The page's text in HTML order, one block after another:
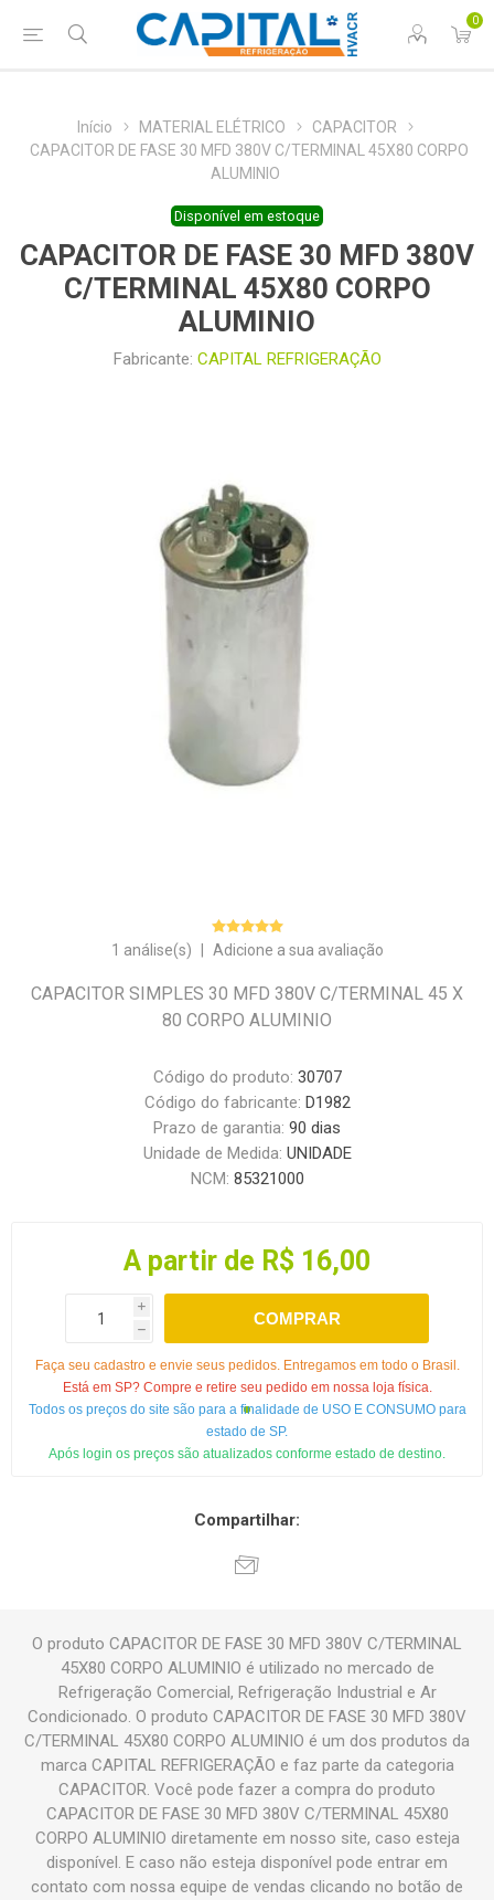
0
Início MATERIAL ELÉTRICO
CAPACITOR
CAPACITOR DE FASE 30 MFD 380V C/TERMINAL 45X80 CORPO
ALUMINIO
Disponível em estoque
CAPACITOR DE FASE 30 MFD 380V
C/TERMINAL 45X80 CORPO
ALUMINIO
Fabricante: CAPITAL REFRIGERAÇÃO
1 análise(s) Adicione a sua avaliação
CAPACITOR SIMPLES 30 MFD 380V C/TERMINAL 45 X
80 CORPO ALUMINIO
Código do produto: 30707
Código do fabricante: D1982
Prazo de garantia: 90 dias
Unidade de Medida: UNIDADE
NCM: 85321000
A partir de R$ 16,00
i
h
COMPRAR
Faça seu cadastro e envie seus pedidos. Entregamos em todo o Brasil.
Está em SP? Compre e retire seu pedido em nossa loja física.
Todos os preços do site são para a finalidade de USO E CONSUMO para
estado de SP.
Após login os preços são atualizados conforme estado de destino.
Compartilhar:
O produto CAPACITOR DE FASE 30 MFD 380V C/TERMINAL
45X80 CORPO ALUMINIO é utilizado no mercado de
Refrigeração Comercial, Refrigeração Industrial e Ar
Condicionado. O produto CAPACITOR DE FASE 30 MFD 380V
C/TERMINAL 45X80 CORPO ALUMINIO é um dos produtos da
marca CAPITAL REFRIGERAÇÃO e faz parte da categoria
CAPACITOR. Você pode fazer a compra do produto
CAPACITOR DE FASE 30 MFD 380V C/TERMINAL 45X80
CORPO ALUMINIO diretamente em nosso site, caso esteja
disponível. E caso não esteja disponível pode entrar em
contato com nossa equipe de vendas clicando no botão de